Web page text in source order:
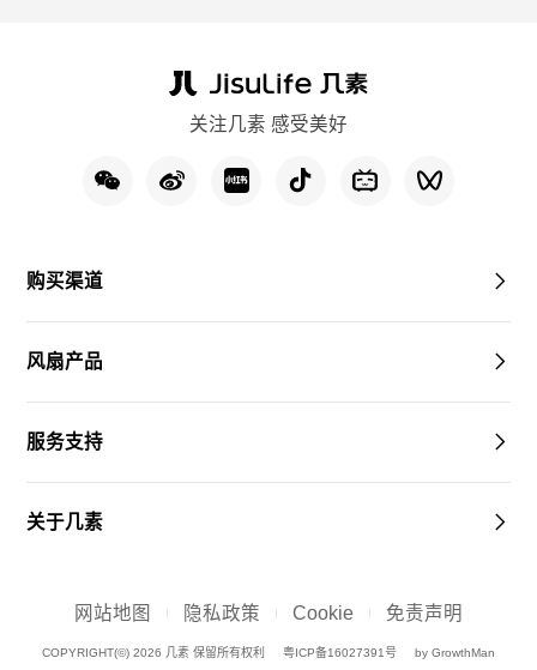
关注几素 感受美好
购买渠道
风扇产品
服务支持
关于几素
COPYRIGHT(©) 2026 几素 保留所有权利 粤ICP备16027391号 by GrowthMan
网站地图 隐私政策 Cookie 免责声明